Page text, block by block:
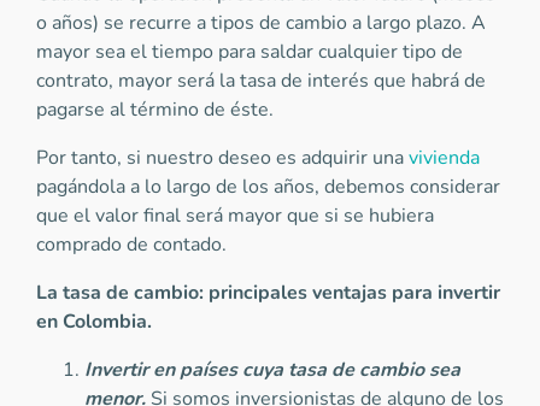
o años) se recurre a tipos de cambio a largo plazo. A
mayor sea el tiempo para saldar cualquier tipo de
contrato, mayor será la tasa de interés que habrá de
pagarse al término de éste.
Por tanto, si nuestro deseo es adquirir unavivienda
pagándola a lo largo de los años, debemos considerar
que el valor final será mayor que si se hubiera
comprado de contado.
La tasa de cambio: principales ventajas para invertir
en Colombia.
Invertir en países cuya tasa de cambio sea
menor. Si somos inversionistas de alguno de los